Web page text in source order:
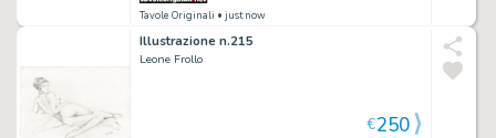
Tavole Originali • just now
Illustrazione n.215
Leone Frollo
€250